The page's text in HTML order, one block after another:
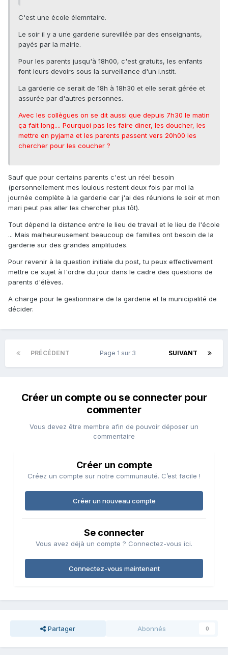
C'est une école élemntaire.
Le soir il y a une garderie surevillée par des enseignants,
payés par la mairie.
Pour les parents jusqu'à 18h00, c'est gratuits, les enfants
font leurs devoirs sous la surveillance d'un i.nstit.
La garderie ce serait de 18h à 18h30 et elle serait gérée et
assurée par d'autres personnes.
Avec les collègues on se dit aussi que depuis 7h30 le matin
ça fait long.... Pourquoi pas les faire diner, les doucher, les
mettre en pyjama et les parents passent vers 20h00 les
chercher pour les coucher ?
Sauf que pour certains parents c'est un réel besoin
(personnellement mes loulous restent deux fois par moi la
journée complète à la garderie car j'ai des réunions le soir et mon
mari peut pas aller les chercher plus tôt).
Tout dépend la distance entre le lieu de travail et le lieu de l'école
... Mais malheureusement beaucoup de familles ont besoin de la
garderie sur des grandes amplitudes.
Pour revenir à la question initiale du post, tu peux effectivement
mettre ce sujet à l'ordre du jour dans le cadre des questions de
parents d'élèves.
A charge pour le gestionnaire de la garderie et la municipalité de
décider.
PRÉCÉDENT SUIVANT
Page 1 sur 3
Créer un compte ou se connecter pour
commenter
Vous devez être membre afin de pouvoir déposer un
commentaire
Créer un compte
Créez un compte sur notre communauté. C’est facile !
Créer un nouveau compte
Se connecter
Vous avez déjà un compte ? Connectez-vous ici.
Connectez-vous maintenant
Partager Abonnés 0